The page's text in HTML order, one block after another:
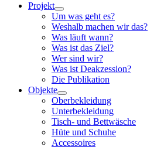
Projekt
Um was geht es?
Weshalb machen wir das?
Was läuft wann?
Was ist das Ziel?
Wer sind wir?
Was ist Deakzession?
Die Publikation
Objekte
Oberbekleidung
Unterbekleidung
Tisch- und Bettwäsche
Hüte und Schuhe
Accessoires